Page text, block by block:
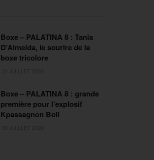
Boxe – PALATINA 8 : Tania
D’Almeida, le sourire de la
boxe tricolore
Boxe – PALATINA 8 : grande
première pour l’explosif
Kpassagnon Boli